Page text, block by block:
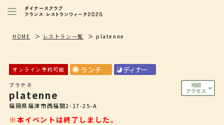
レストランを探す
特別イベント/キャンペーン
ニュース
店舗/プレス向け
HOME レストラン一覧 platenne
platenne
プラテネ
福岡県福津市西福間2-17-25-A
※本イベントは終了しました。
オンライン予約可能 ランチ ディナー
地図
アクセス